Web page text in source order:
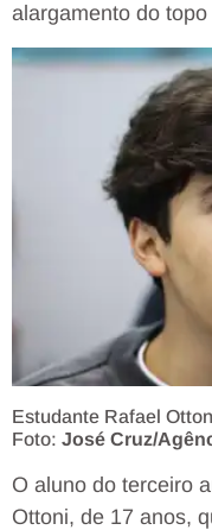
alargamento do
Estudante Rafael
Foto: José Cruz/
O aluno do terceiro
Ottoni, de 17 anos,